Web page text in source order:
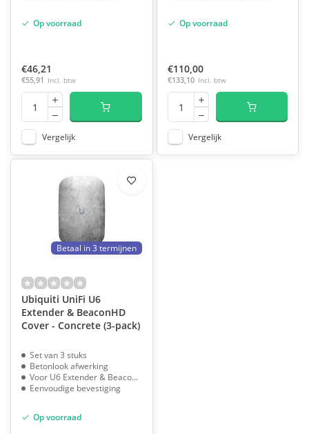
Op voorraad
€46,21
€55,91 Incl. btw
Vergelijk
Op voorraad
€110,00
€133,10 Incl. btw
Vergelijk
Betaal in 3 termijnen
Ubiquiti UniFi U6
Extender & BeaconHD
Cover - Concrete (3-pack)
Set van 3 stuks
Betonlook afwerking
Voor U6 Extender & BeaconHD
Eenvoudige bevestiging
Op voorraad